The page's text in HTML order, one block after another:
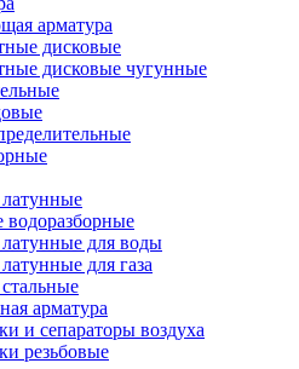
арматура
дисковые
дисковые чугунные
для воды
для газа
арматура
и сепараторы воздуха
резьбовые